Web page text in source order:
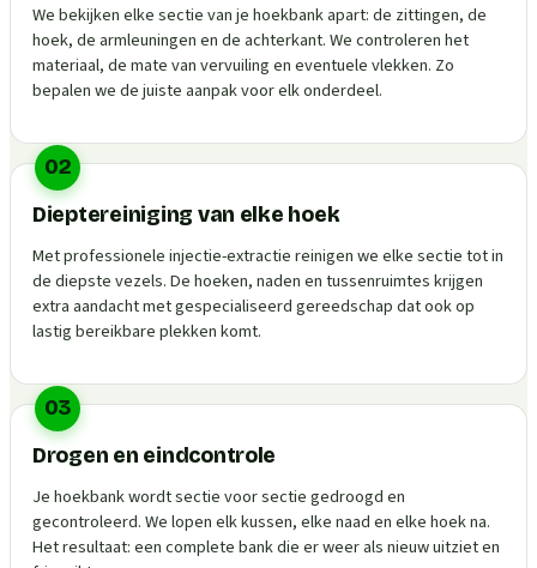
We bekijken elke sectie van je hoekbank apart: de zittingen, de
hoek, de armleuningen en de achterkant. We controleren het
materiaal, de mate van vervuiling en eventuele vlekken. Zo
bepalen we de juiste aanpak voor elk onderdeel.
02
Dieptereiniging van elke hoek
Met professionele injectie-extractie reinigen we elke sectie tot in
de diepste vezels. De hoeken, naden en tussenruimtes krijgen
extra aandacht met gespecialiseerd gereedschap dat ook op
lastig bereikbare plekken komt.
03
Drogen en eindcontrole
Je hoekbank wordt sectie voor sectie gedroogd en
gecontroleerd. We lopen elk kussen, elke naad en elke hoek na.
Het resultaat: een complete bank die er weer als nieuw uitziet en